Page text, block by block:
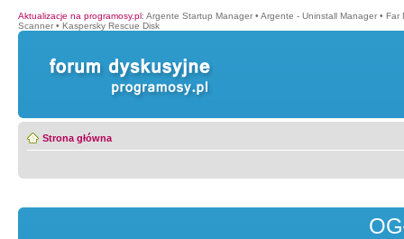
Aktualizacje na programosy.pl: Argente Startup Manager • Argente - Uninstall Manager • Far
Scanner • Kaspersky Rescue Disk
Strona główna